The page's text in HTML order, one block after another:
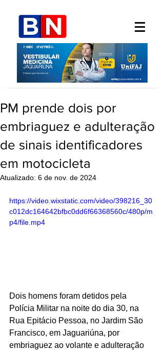
PM prende dois por
embriaguez e adulteração
de sinais identificadores
em motocicleta
Atualizado: 6 de nov. de 2024
https://video.wixstatic.com/video/398216_30
c012dc164642bfbc0dd6f66368560c/480p/m
p4/file.mp4
Dois homens foram detidos pela
Polícia Militar na noite do dia 30, na
Rua Epitácio Pessoa, no Jardim São
Francisco, em Jaguariúna, por
embriaguez ao volante e adulteração